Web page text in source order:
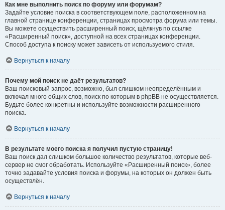
Как мне выполнить поиск по форуму или форумам?
Задайте условие поиска в соответствующем поле, расположенном на
главной странице конференции, страницах просмотра форума или темы.
Вы можете осуществить расширенный поиск, щёлкнув по ссылке
«Расширенный поиск», доступной на всех страницах конференции.
Способ доступа к поиску может зависеть от используемого стиля.
Вернуться к началу
Почему мой поиск не даёт результатов?
Ваш поисковый запрос, возможно, был слишком неопределённым и
включал много общих слов, поиск по которым в phpBB не осуществляется.
Будьте более конкретны и используйте возможности расширенного
поиска.
Вернуться к началу
В результате моего поиска я получил пустую страницу!
Ваш поиск дал слишком большое количество результатов, которые веб-
сервер не смог обработать. Используйте «Расширенный поиск», более
точно задавайте условия поиска и форумы, на которых он должен быть
осуществлён.
Вернуться к началу